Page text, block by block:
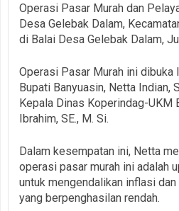
Operasi Pasar Murah dan
Desa Gelebak Dalam,
di Balai Desa Gelebak Dalam,
Operasi Pasar Murah ini dibuka
Bupati Banyuasin, Netta Indian,
Kepala Dinas Koperindag-UKM
Ibrahim, SE., M. Si.
Dalam kesempatan ini, Netta
operasi pasar murah ini adalah
untuk mengendalikan inflasi
yang berpenghasilan rendah.